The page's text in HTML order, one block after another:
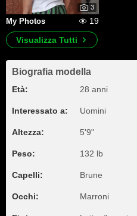
3
My Photos
19
Visualizza Tutti
Biografia modella
Età: 28 anni
Interessato a: Uomini
Altezza: 5'9"
Peso: 132 lb
Capelli: Brune
Occhi: Marroni